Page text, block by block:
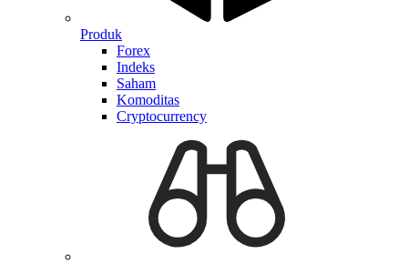
Produk
Forex
Indeks
Saham
Komoditas
Cryptocurrency